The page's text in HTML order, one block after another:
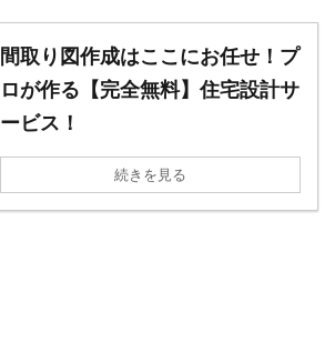
間取り図作成はここにお任せ！プ
ロが作る【完全無料】住宅設計サ
ービス！
続きを見る